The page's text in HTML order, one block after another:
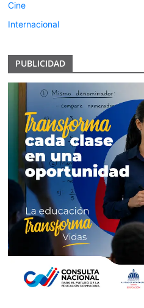
Cine
Internacional
PUBLICIDAD